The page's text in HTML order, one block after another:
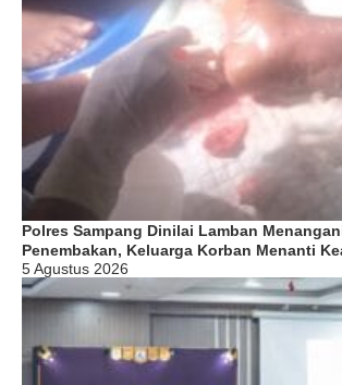
Polres Sampang Dinilai Lamban
Penembakan, Keluarga Korban Menanti
5 Agustus 2026